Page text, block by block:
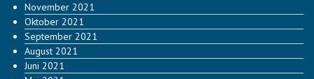
November 2021
Oktober 2021
September 2021
August 2021
Juni 2021